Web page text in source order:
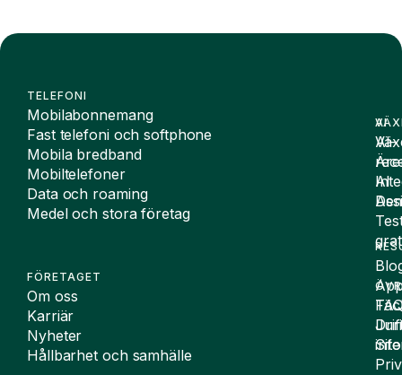
TELEFONI
Mobilabonnemang
Fast telefoni och softphone
Mobila bredband
Mobiltelefoner
Data och roaming
Medel och stora företag
FÖRETAGET
Om oss
Karriär
Nyheter
Hållbarhet och samhälle
AI
AI-
AI